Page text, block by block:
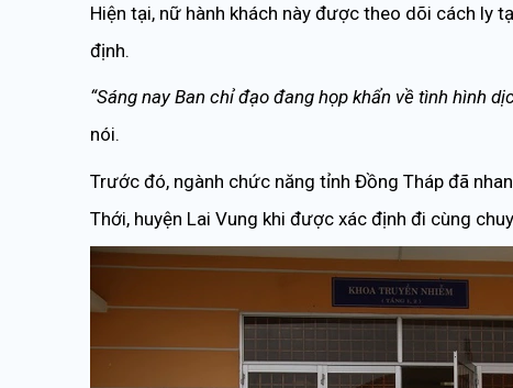
Hiện tại, nữ hành khách này được theo dõi cách ly
định.
“Sáng nay Ban chỉ đạo đang họp khẩn về tình hình
nói.
Trước đó, ngành chức năng tỉnh Đồng Tháp đã
Thới, huyện Lai Vung khi được xác định đi cùng